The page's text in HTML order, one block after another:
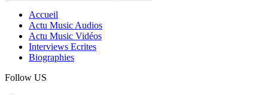
Accueil
Actu Music Audios
Actu Music Vidéos
Interviews Ecrites
Biographies
Follow US